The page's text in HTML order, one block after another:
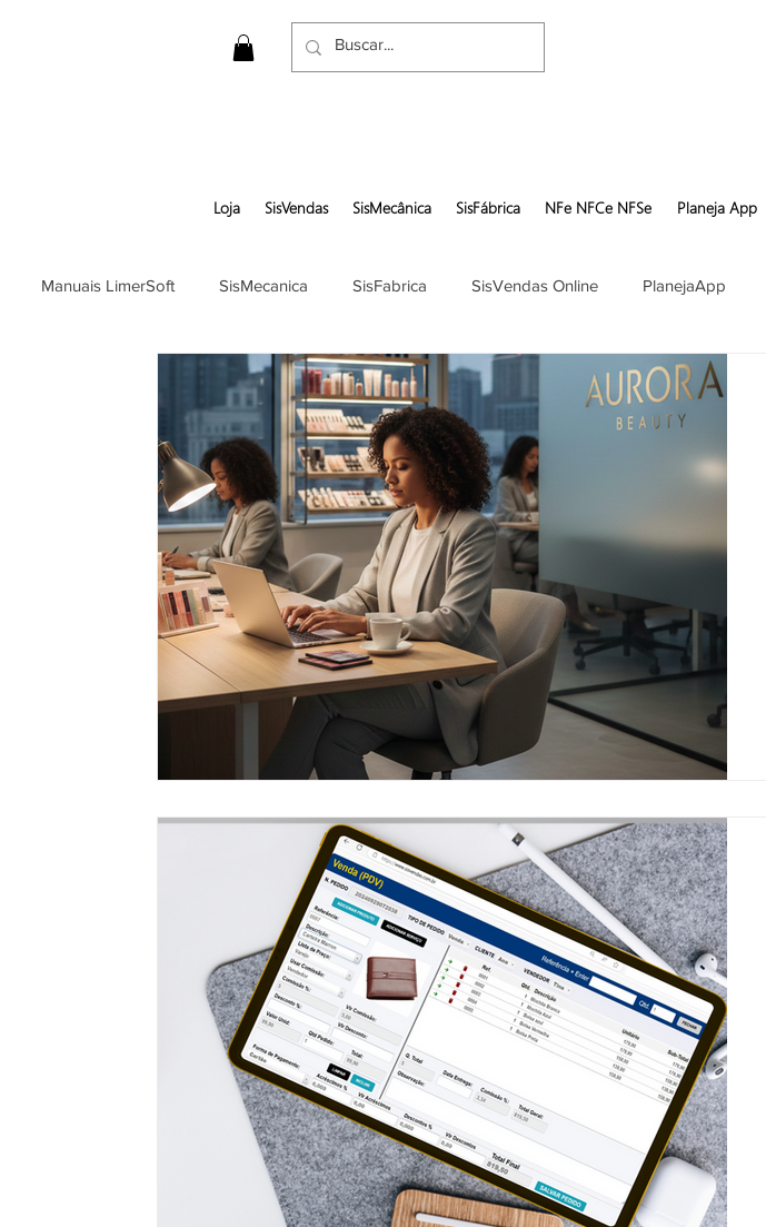
Loja SisVendas SisMecânica SisFábrica NFe NFCe NFSe Planeja App
Manuais LimerSoft SisMecanica SisFabrica SisVendas Online PlanejaApp